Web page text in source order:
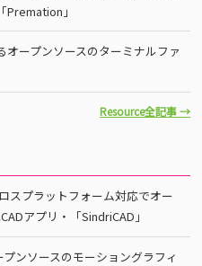
」
ープンソースのターミナルファ
Resource全記事 →
スプラットフォーム対応でオー
アプリ・「SindriCAD」
ンソースのモーショングラフィ